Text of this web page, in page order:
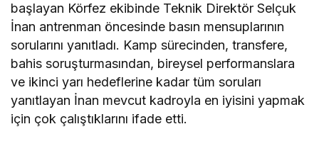
başlayan Körfez ekibinde Teknik Direktör Selçuk
İnan antrenman öncesinde basın mensuplarının
sorularını yanıtladı. Kamp sürecinden, transfere,
bahis soruşturmasından, bireysel performanslara
ve ikinci yarı hedeflerine kadar tüm soruları
yanıtlayan İnan mevcut kadroyla en iyisini yapmak
için çok çalıştıklarını ifade etti.